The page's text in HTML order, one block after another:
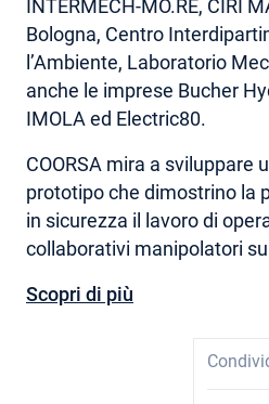
INTERMECH-MO.RE, CIRI
Bologna, Centro
l’Ambiente, Laboratorio
anche le imprese Bucher
IMOLA ed Electric80.
COORSA mira a sviluppare
prototipo che dimostrino la
in sicurezza il lavoro di
collaborativi manipolatori
Scopri di più